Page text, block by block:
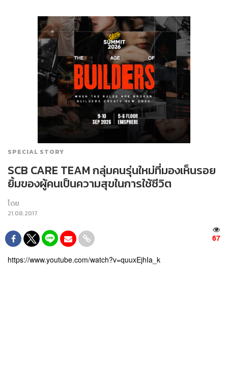
SPECIAL STORY
SCB CARE TEAM กลุ่มคนรุ่นใหม่ที่มองเห็นรอย
ยิ้มของผู้คนเป็นความสุขในการใช้ชีวิต
โดย
21.08.2017
67
https://www.youtube.com/watch?v=quuxEjhIa_k